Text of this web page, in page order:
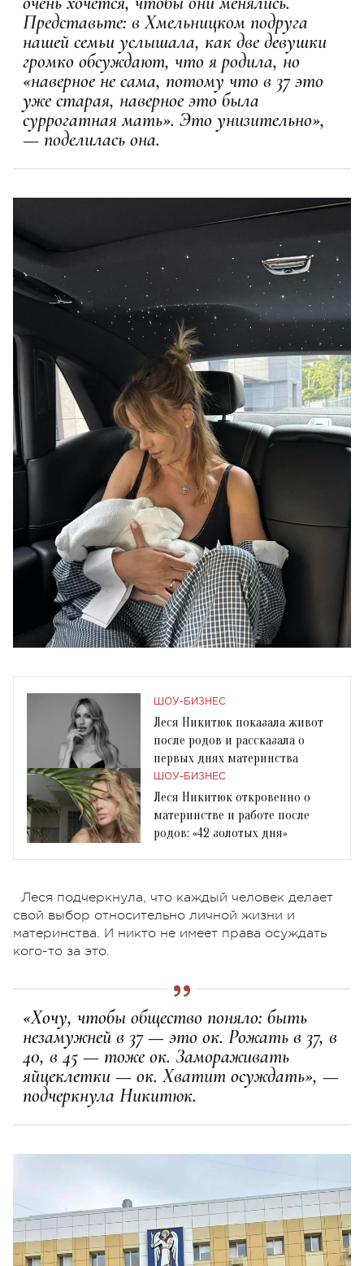
Представьте: в Хмельницком подруга
нашей семьи услышала, как две девушки
громко обсуждают, что я родила, но
«наверное не сама, потому что в 37 это
уже старая, наверное это была
суррогатная мать». Это унизительно»,
— поделилась она.
ШОУ-БИЗНЕС
Леся Никитюк показала живот
после родов и рассказала о
первых днях материнства
ШОУ-БИЗНЕС
Леся Никитюк откровенно о
материнстве и работе после
родов: «42 золотых дня»
Леся подчеркнула, что каждый человек делает
свой выбор относительно личной жизни и
материнства. И никто не имеет права осуждать
кого-то за это.
«Хочу, чтобы общество поняло: быть
незамужней в 37 — это ок. Рожать в 37, в
40, в 45 — тоже ок. Замораживать
яйцеклетки — ок. Хватит осуждать», —
подчеркнула Никитюк.